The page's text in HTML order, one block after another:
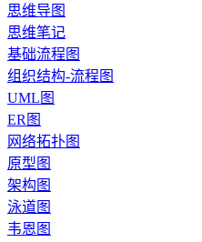
思维导图
思维笔记
基础流程图
组织结构-流程图
UML图
ER图
网络拓扑图
原型图
架构图
泳道图
韦恩图